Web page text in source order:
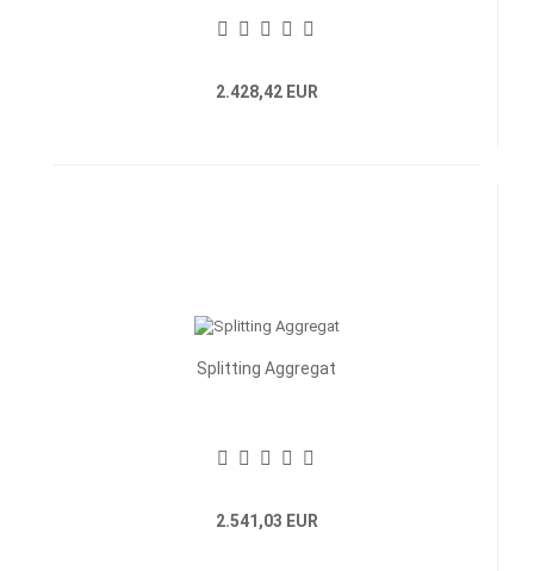
2.428,42 EUR
Splitting Aggregat
2.541,03 EUR